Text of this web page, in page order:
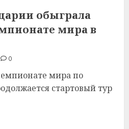
обыграла
мира в
0
мира по
стартовый тур